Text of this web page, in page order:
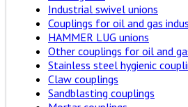
Industrial swivel unions
Couplings for oil and gas
HAMMER LUG unions
Other couplings for oil and
Stainless steel hygienic
Claw couplings
Sandblasting couplings